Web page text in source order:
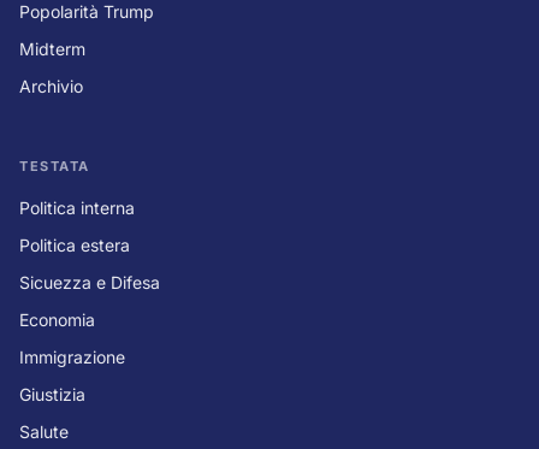
Popolarità Trump
Midterm
Archivio
TESTATA
Politica interna
Politica estera
Sicuezza e Difesa
Economia
Immigrazione
Giustizia
Salute